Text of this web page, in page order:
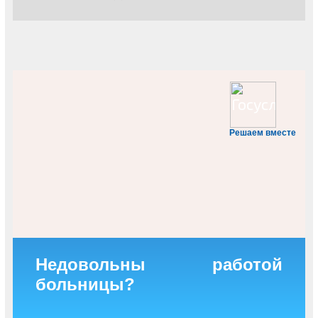
Решаем вместе
Недовольны работой
больницы?